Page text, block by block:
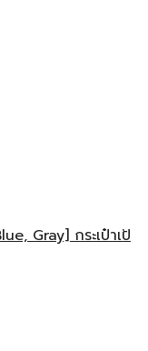
Gray] กระเป๋าเป้